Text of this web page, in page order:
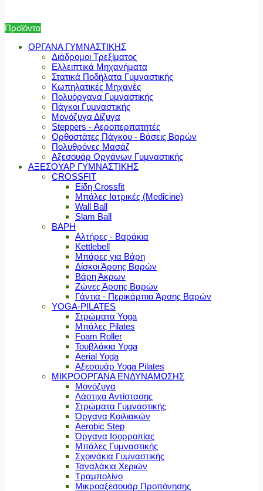
Προϊόντα
ΟΡΓΑΝΑ ΓΥΜΝΑΣΤΙΚΗΣ
Διάδρομοι Τρεξίματος
Ελλειπτικά Μηχανήματα
Στατικά Ποδήλατα Γυμναστικής
Κωπηλατικές Μηχανές
Πολυόργανα Γυμναστικής
Πάγκοι Γυμναστικής
Μονόζυγα Δίζυγα
Steppers - Αεροπερπατητές
Ορθοστάτες Πάγκου - Βάσεις Βαρών
Πολυθρόνες Μασάζ
Αξεσουάρ Οργάνων Γυμναστικής
ΑΞΕΣΟΥΑΡ ΓΥΜΝΑΣΤΙΚΗΣ
CROSSFIT
Είδη Crossfit
Μπάλες Ιατρικές (Medicine)
Wall Ball
Slam Ball
ΒΑΡΗ
Αλτήρες - Βαράκια
Kettlebell
Μπάρες για Βάρη
Δίσκοι Άρσης Βαρών
Βάρη Άκρων
Ζώνες Άρσης Βαρών
Γάντια - Περικάρπια Άρσης Βαρών
YOGA-PILATES
Στρώματα Yoga
Μπάλες Pilates
Foam Roller
Τουβλάκια Yoga
Aerial Yoga
Αξεσουάρ Yoga Pilates
ΜΙΚΡΟΟΡΓΑΝΑ ΕΝΔΥΝΑΜΩΣΗΣ
Μονόζυγα
Λάστιχα Αντίστασης
Στρώματα Γυμναστικής
Όργανα Κοιλιακών
Aerobic Step
Όργανα Ισορροπίας
Μπάλες Γυμναστικής
Σχοινάκια Γυμναστικής
Ταναλάκια Χεριών
Τραμπολίνο
Μικροαξεσουάρ Προπόνησης